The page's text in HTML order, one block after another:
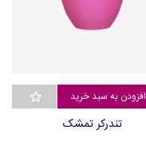
افزودن به سبد خرید
تندرکر تمشک